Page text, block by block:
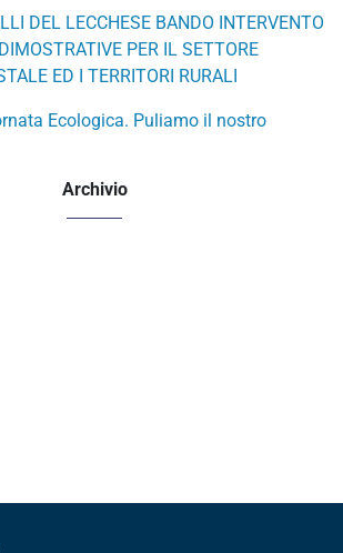
DEL LECCHESE BANDO INTERVENTO
PER IL SETTORE
ED I TERRITORI RURALI
Ecologica. Puliamo il nostro
Archivio